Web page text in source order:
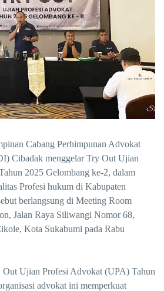
Cabang Perhimpunan Advokat
Cibadak menggelarTry Out Ujian
2025 Gelombang ke-2, dalam
Profesi hukum di Kabupaten
berlangsung di Meeting Room
Jalan Raya Siliwangi Nomor 68,
Kota Sukabumi pada Rabu
Out Ujian Profesi Advokat (UPA) Tahun
advokat ini memperkuat